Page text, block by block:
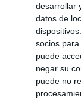
desarrollar
datos de
socios
puede
negar su
puede no